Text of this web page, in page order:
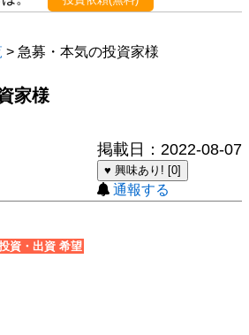
> 急募・本気の投資家様
家様
掲載日：2022-08-07
♥ 興味あり! [0]
通報する
資・出資 希望